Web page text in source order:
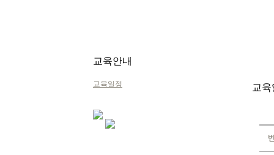
교육안내
교육일정 교육